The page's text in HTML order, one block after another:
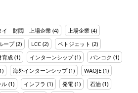
イ 財閥 上場企業 (4) 上場企業 (4)
ープ(2) LCC (2) ベトジェット (2)
育成 (1) インターンシップ(1) バンコク (1)
海外インターンシップ(1) WAOJE (1)
ル (1) インフラ (1) 発電 (1) 石油 (1)